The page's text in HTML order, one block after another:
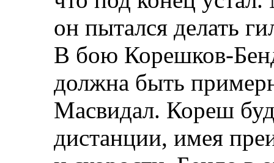
он пытался делать
В бою Корешков-
должна быть
Масвидал. Кореш
дистанции, имея